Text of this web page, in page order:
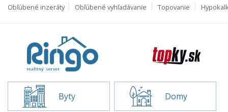
Obľúbené inzeráty Obľúbené vyhľadávanie Topovanie
Byty Domy